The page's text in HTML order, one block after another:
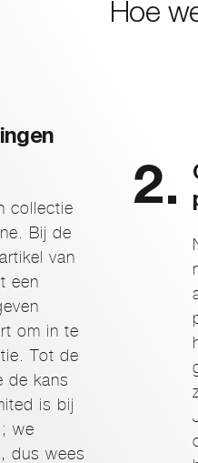
Hoe
collectie
Bij de
van
een
om in te
Tot de
de kans
is bij
we
dus wees